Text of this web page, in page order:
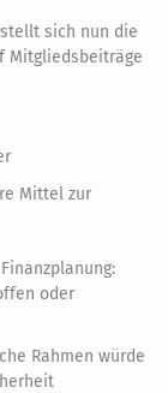
sich nun die
Mitgliedsbeiträge
Mittel zur
oder
Rahmen würde